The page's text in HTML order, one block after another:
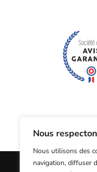
Nous
Nous utilisons des
navigation, diffuser